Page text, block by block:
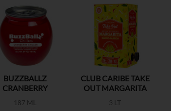
BUZZBALLZ
CRANBERRY
187 ML
CLUB CARIBE TAKE
OUT MARGARITA
3 LT